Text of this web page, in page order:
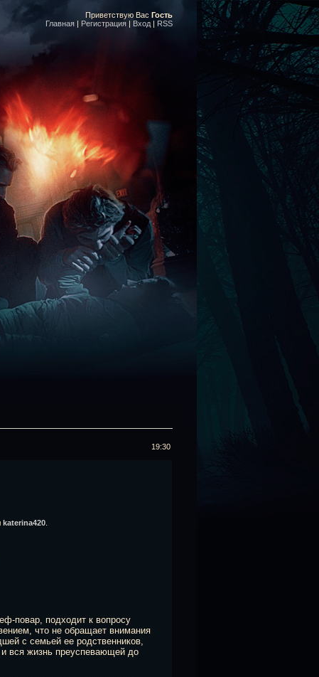
Приветствую Вас Гость
Главная | Регистрация | Вход | RSS
19:30
katerina420.
повар, подходит к вопросу
что не обращает внимания
с семьей ее родственников,
вся жизнь преуспевающей до